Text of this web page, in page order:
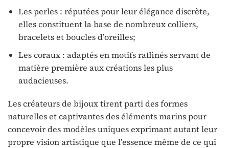
Les perles : réputées pour leur élégance discrète,
elles constituent la base de nombreux colliers,
bracelets et boucles d’oreilles;
Les coraux : adaptés en motifs raffinés servant de
matière première aux créations les plus
audacieuses.
Les créateurs de bijoux tirent parti des formes
naturelles et captivantes des éléments marins pour
concevoir des modèles uniques exprimant autant leur
propre vision artistique que l’essence même de ce qui